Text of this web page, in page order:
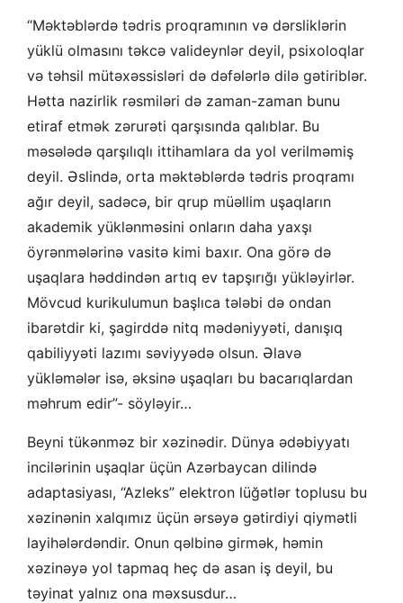
“Məktəblərdə tədris proqramının və dərsliklərin
yüklü olmasını təkcə valideynlər deyil, psixoloqlar
və təhsil mütəxəssisləri də dəfələrlə dilə gətiriblər.
Hətta nazirlik rəsmiləri də zaman-zaman bunu
etiraf etmək zərurəti qarşısında qalıblar. Bu
məsələdə qarşılıqlı ittihamlara da yol verilməmiş
deyil. Əslində, orta məktəblərdə tədris proqramı
ağır deyil, sadəcə, bir qrup müəllim uşaqların
akademik yüklənməsini onların daha yaxşı
öyrənmələrinə vasitə kimi baxır. Ona görə də
uşaqlara həddindən artıq ev tapşırığı yükləyirlər.
Mövcud kurikulumun başlıca tələbi də ondan
ibarətdir ki, şagirddə nitq mədəniyyəti, danışıq
qabiliyyəti lazımı səviyyədə olsun. Əlavə
yükləmələr isə, əksinə uşaqları bu bacarıqlardan
məhrum edir”- söyləyir…
Beyni tükənməz bir xəzinədir. Dünya ədəbiyyatı
incilərinin uşaqlar üçün Azərbaycan dilində
adaptasiyası, “Azleks” elektron lüğətlər toplusu bu
xəzinənin xalqımız üçün ərsəyə gətirdiyi qiymətli
layihələrdəndir. Onun qəlbinə girmək, həmin
xəzinəyə yol tapmaq heç də asan iş deyil, bu
təyinat yalnız ona məxsusdur…